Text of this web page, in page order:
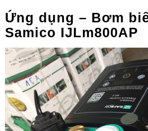
Ứng dụng – Bơm
Samico IJLm800AP